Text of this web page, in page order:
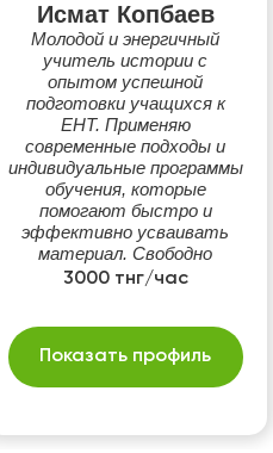
Исмат Копбаев
Молодой и энергичный
учитель истории с
опытом успешной
подготовки учащихся к
ЕНТ. Применяю
современные подходы и
индивидуальные программы
обучения, которые
помогают быстро и
эффективно усваивать
материал. Свободно
владею двумя языками, что
потребностей учеников.
3000 тнг/час
Показать профиль